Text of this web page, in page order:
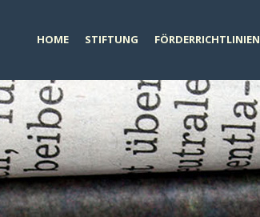
HOME STIFTUNG FÖRDERRICHTLINIEN